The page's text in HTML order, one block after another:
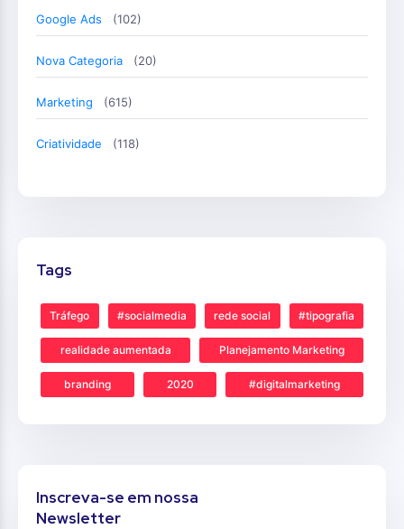
Google Ads (102)
Nova Categoria (20)
Marketing (615)
Criatividade (118)
Tags
Tráfego #socialmedia rede social #tipografia
realidade aumentada Planejamento Marketing
branding 2020 #digitalmarketing
Inscreva-se em nossa
Newsletter